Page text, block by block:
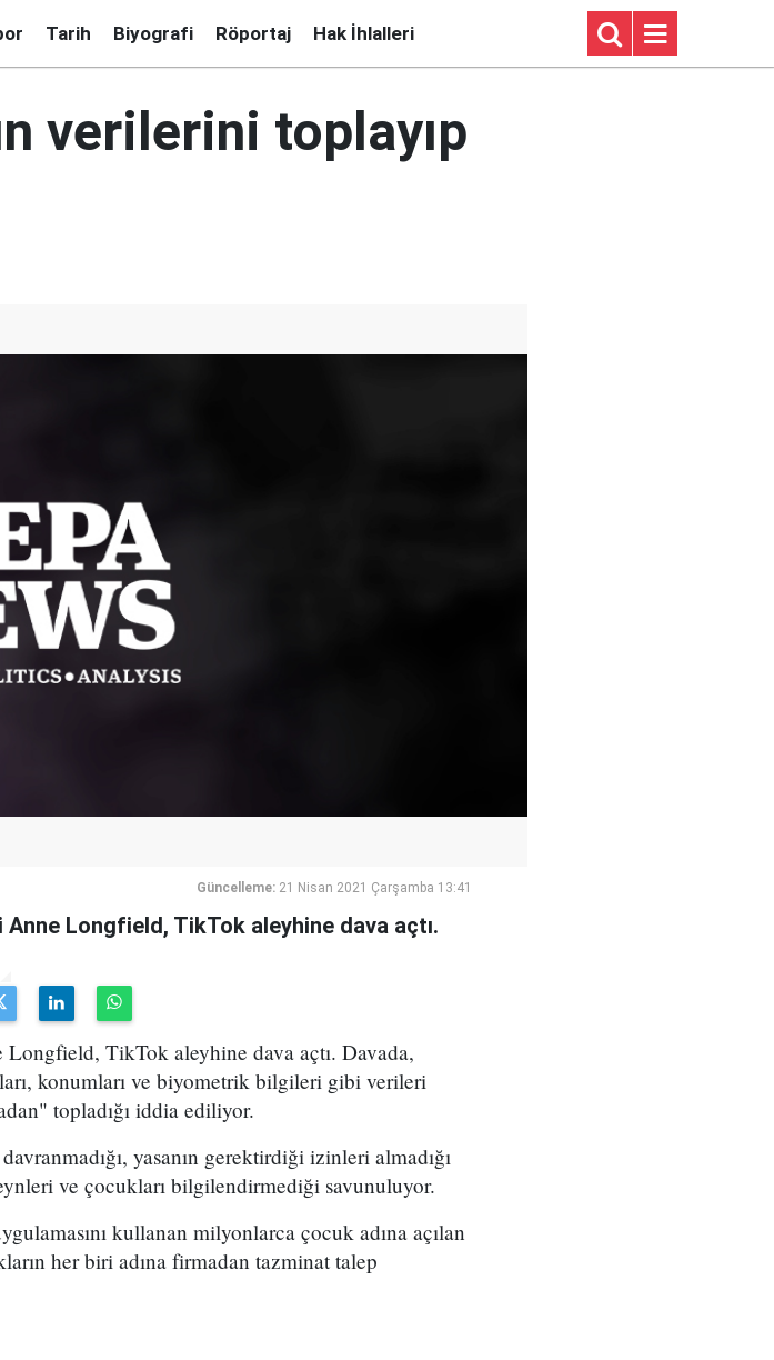
Tarih Biyografi Röportaj Hak İhlalleri
verilerini toplayıp
Güncelleme: 21 Nisan 2021 Çarşamba 13:41
Longfield, TikTok aleyhine dava açtı.
TikTok aleyhine dava açtı. Davada,
konumları ve biyometrik bilgileri gibi verileri
topladığı iddia ediliyor.
yasanın gerektirdiği izinleri almadığı
ve çocukları bilgilendirmediği savunuluyor.
kullanan milyonlarca çocuk adına açılan
her biri adına firmadan tazminat talep